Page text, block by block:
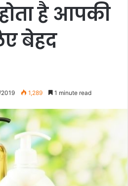
है आपकी
बेहद
1,289 1 minute read